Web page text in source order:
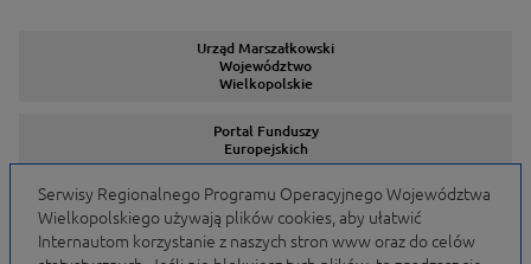
Urząd Marszałkowski
Województwo
Wielkopolskie
Portal Funduszy
Europejskich
Serwisy Programów
Serwisy Regionalnego Programu Operacyjnego Województwa
Wielkopolskiego używają plików cookies, aby ułatwić
Internautom korzystanie z naszych stron www oraz do celów